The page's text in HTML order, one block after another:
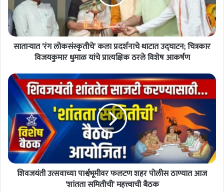
ग
लो
क
चे
'
क
प्र
द
र्श
ना
चे
साताऱ्यात 'रंग लोकसंस्कृतीचे' कला प्रदर्शनाचे थाटात उद्घाटन; चित्रकार
विजयकुमार धुमाळ यांचे प्रात्यक्षिक ठरले विशेष आकर्षण
शि
व
ती
उ
त्स
वा
च्या
शिवजयंती उत्सवाच्या पार्श्वभूमीवर फलटण शहर पोलीस ठाण्यात आज
'शांतता समितीची' महत्त्वाची बैठक